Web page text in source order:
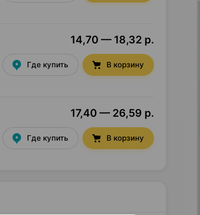
14,70 — 18,32 р.
Где купить В корзину
17,40 — 26,59 р.
Где купить В корзину